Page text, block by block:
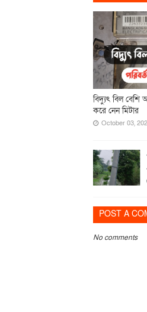
বিদ্যুৎ বিল বেশি
করে নেন মিটার
October 03,
POST A
No comments